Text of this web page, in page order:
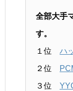
全部大手
す。
１位 ハ
２位
３位